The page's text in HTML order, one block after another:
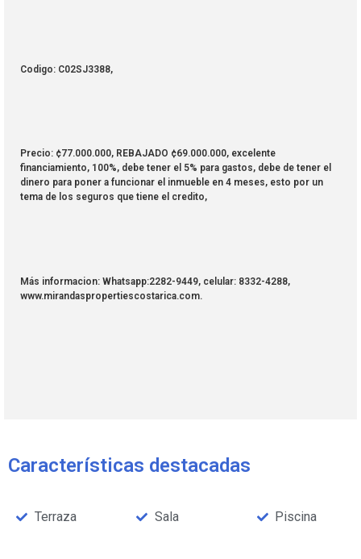
Codigo: C02SJ3388,
Precio: ¢77.000.000, REBAJADO ¢69.000.000, excelente
financiamiento, 100%, debe tener el 5% para gastos, debe de tener el
dinero para poner a funcionar el inmueble en 4 meses, esto por un
tema de los seguros que tiene el credito,
Más informacion: Whatsapp:2282-9449, celular: 8332-4288,
www.mirandaspropertiescostarica.com.
Características destacadas
Terraza Sala Piscina